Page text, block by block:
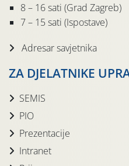
8 – 16 sati (Grad Zagreb)
7 – 15 sati (Ispostave)
Adresar savjetnika
ZA DJELATNIKE
SEMIS
PIO
Prezentacije
Intranet